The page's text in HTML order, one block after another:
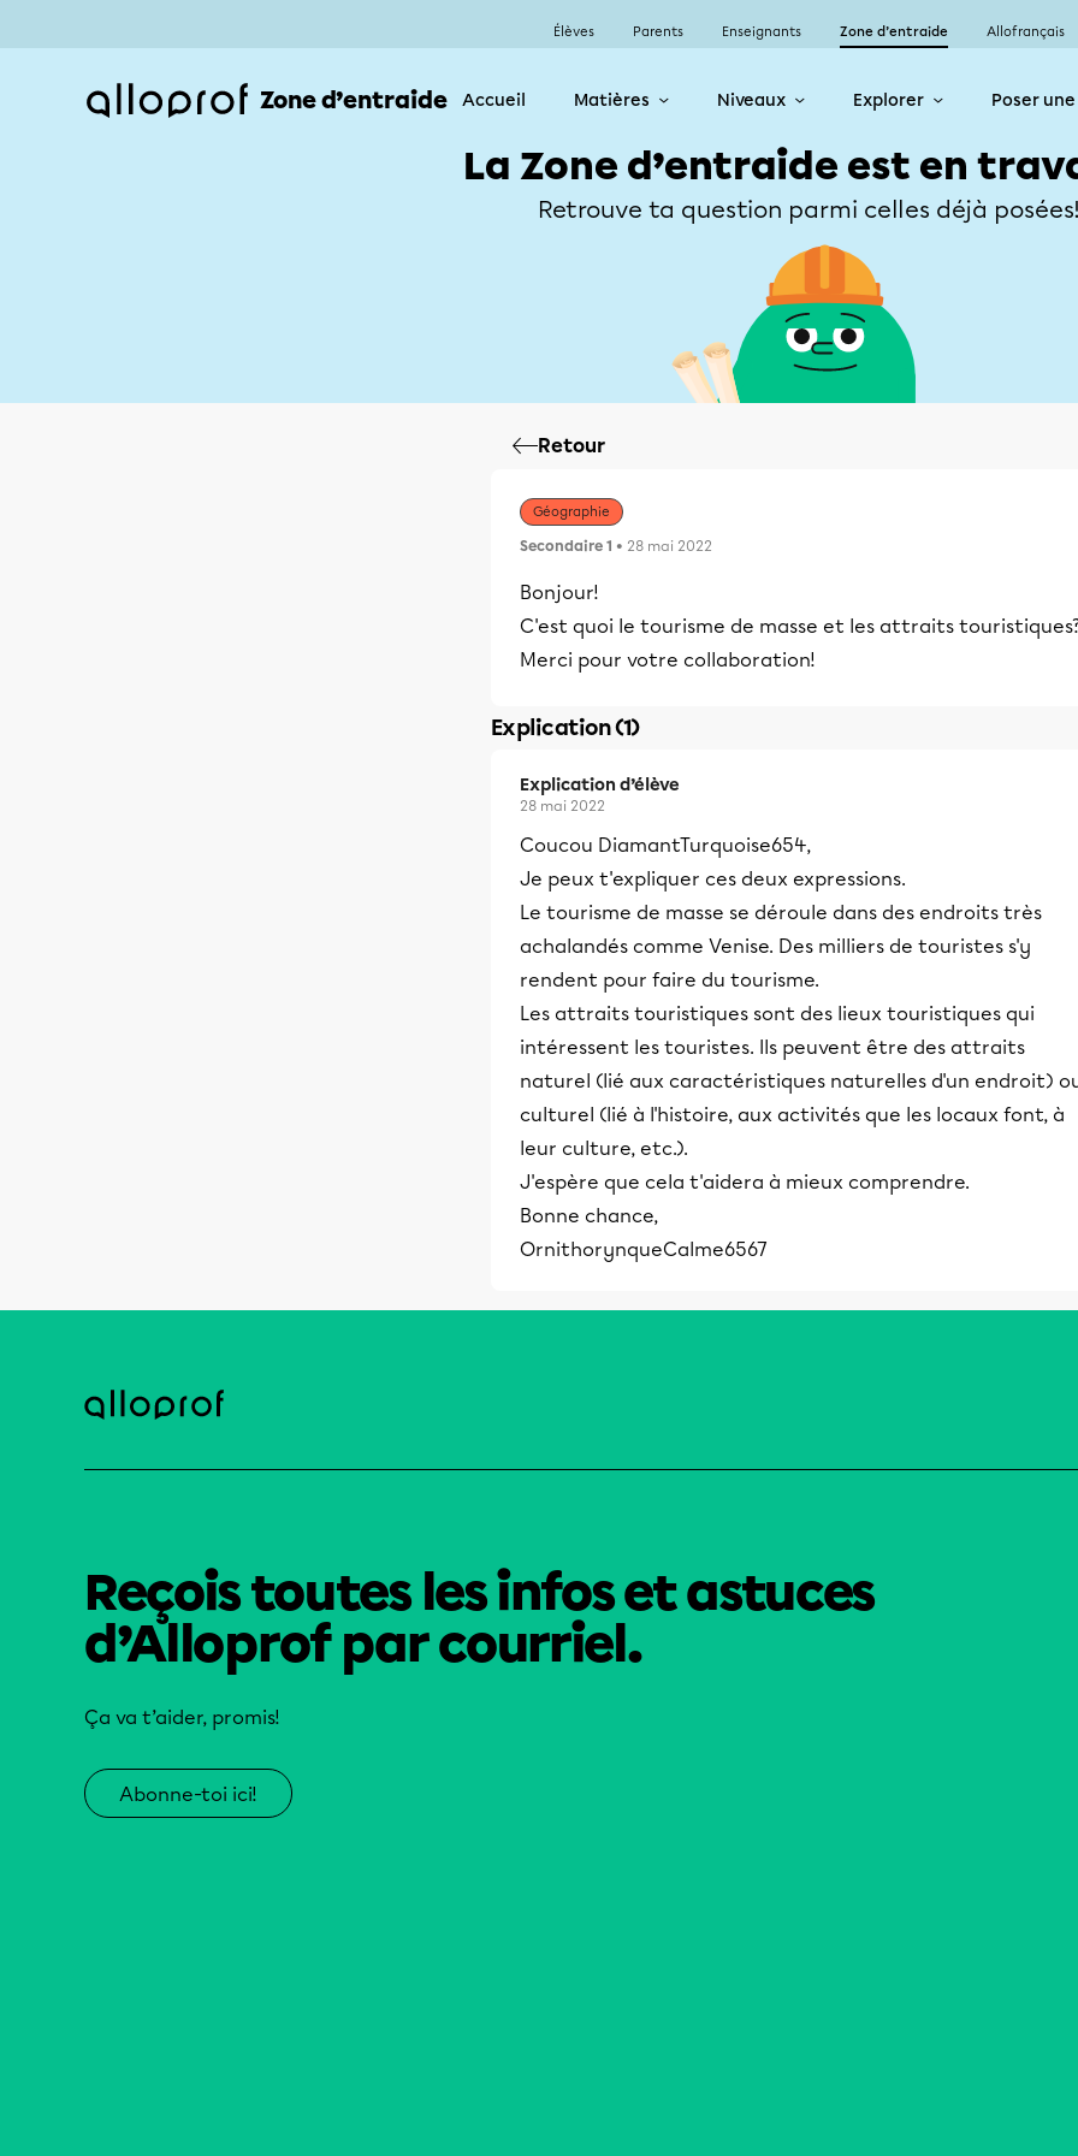
Élèves Parents Enseignants Zone d’entraide Allofrançais
Zone d’entraide Accueil Matières Niveaux Explorer Poser
La Zone d’entraide est en
Retrouve ta question parmi celles déjà
Retour
Géographie
Secondaire 1 • 28 mai 2022
Bonjour!
C'est quoi le tourisme de masse et les attraits
Merci pour votre collaboration!
Explication (1)
Explication d’élève
28 mai 2022
Coucou DiamantTurquoise654,
Je peux t'expliquer ces deux expressions.
Le tourisme de masse se déroule dans des endroits très
achalandés comme Venise. Des milliers de touristes s'y
rendent pour faire du tourisme.
Les attraits touristiques sont des lieux touristiques qui
intéressent les touristes. Ils peuvent être des attraits
naturel (lié aux caractéristiques naturelles d'un endroit)
culturel (lié à l'histoire, aux activités que les locaux font, à
leur culture, etc.).
J'espère que cela t'aidera à mieux comprendre.
Bonne chance,
OrnithorynqueCalme6567
Reçois toutes les infos et astuces
d’Alloprof par courriel.
Ça va t’aider, promis!
Abonne-toi ici!